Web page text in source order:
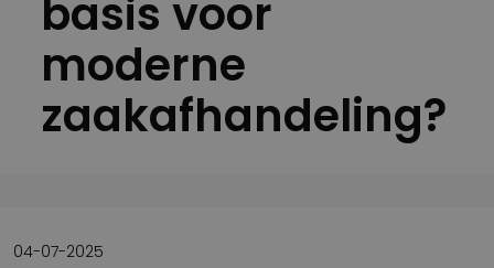
basis voor
moderne
zaakafhandeling?
04-07-2025